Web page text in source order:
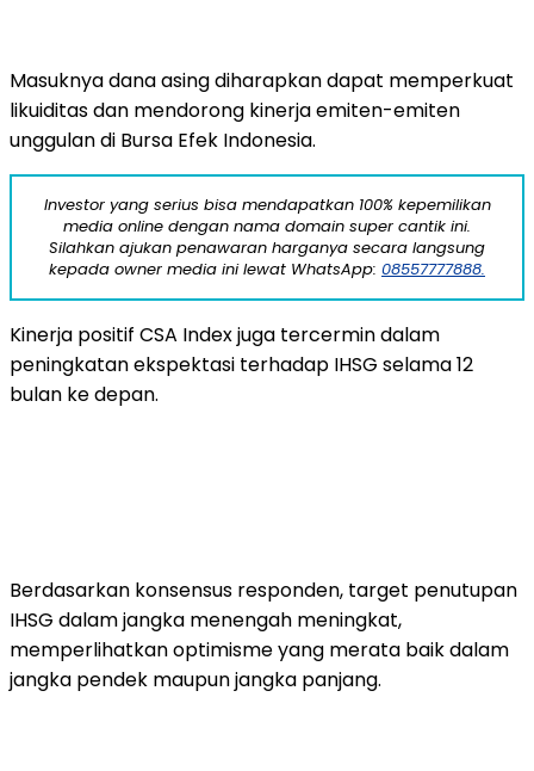
Masuknyadanaasingdiharapkandapat memperkuat
likuiditasdan mendorong kinerjaemiten-emiten
unggulandi Bursa Efek Indonesia.
Investor yang serius bisa mendapatkan 100% kepemilikan
media online dengan nama domain super cantik ini.
Silahkan ajukan penawaran harganya secara langsung
kepada owner media ini lewat WhatsApp: 08557777888.
Kinerja positif CSA Indexjuga tercermindalam
peningkatanekspektasi terhadap IHSG selama12
bulan kedepan.
Berdasarkan konsensus responden, target penutupan
IHSG dalamjangka menengah meningkat,
memperlihatkanoptimismeyang merata baikdalam
jangka pendek maupunjangka panjang.